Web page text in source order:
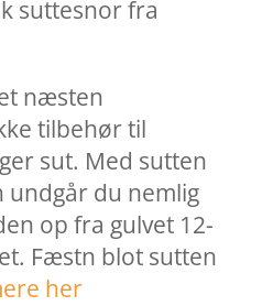
kr..
86,21
suttesnor fra
næsten
tilbehør til
sut. Med sutten
du nemlig
op fra gulvet 12-
Fæstn blot sutten
her